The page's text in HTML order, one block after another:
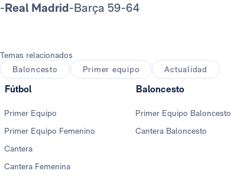
-Real Madrid-Barça 59-64
Temas relacionados
Baloncesto
Primer equipo Actualidad
Fútbol
Primer Equipo
Primer Equipo Femenino
Cantera
Cantera Femenina
Baloncesto
Primer Equipo Baloncesto
Cantera Baloncesto